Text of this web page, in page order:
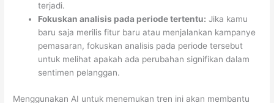
terjadi.
Fokuskan analisis pada periode tertentu: Jika kamu
baru saja merilis fitur baru atau menjalankan kampanye
pemasaran, fokuskan analisis pada periode tersebut
untuk melihat apakah ada perubahan signifikan dalam
sentimen pelanggan.
Menggunakan AI untuk menemukan tren ini akan membantu